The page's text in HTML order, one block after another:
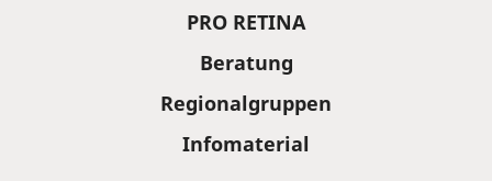
PRO RETINA
Beratung
Regionalgruppen
Infomaterial